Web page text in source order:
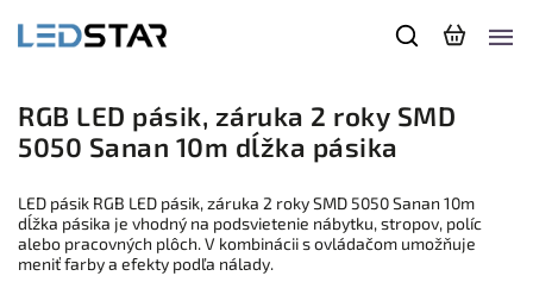
RGB LED pásik, záruka 2 roky SMD
5050 Sanan 10m dĺžka pásika
LED pásik RGB LED pásik, záruka 2 roky SMD 5050 Sanan 10m
dĺžka pásika je vhodný na podsvietenie nábytku, stropov, políc
alebo pracovných plôch. V kombinácii s ovládačom umožňuje
meniť farby a efekty podľa nálady.